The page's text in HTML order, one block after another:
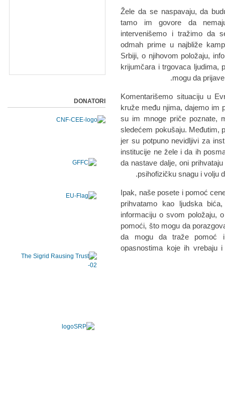
Žele da se naspavaju, da
tamo im govore da
intervenišemo i tražimo da
odmah prime u najbliže
Srbiji, o njihovom položaju,
krijumčara i trgovaca ljudima,
mogu da
Komentarišemo situaciju u
kruže među njima, dajemo im
su im mnoge priče poznate,
sledećem pokušaju. Međutim,
jer su potpuno nevidljivi za
institucije ne žele i da ih
da nastave dalje, oni
psihofizičku snagu i volju
Ipak, naše posete i pomoć
prihvatamo kao ljudska
informaciju o svom položaju,
pomoći, što mogu da
da mogu da traže pomoć
opasnostima koje ih vrebaju
DONATORI